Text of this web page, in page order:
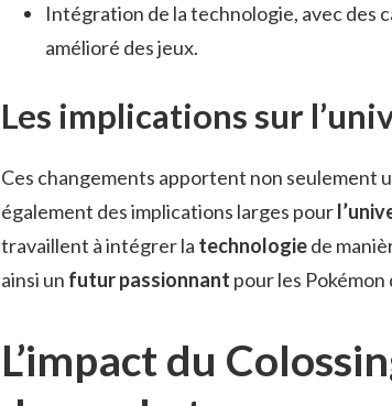
Intégration de la technologie, avec des
amélioré des jeux.
Les implications sur
Ces changements apportent non seulement
également des implications larges pour
travaillent à intégrer la technologiede
ainsi un futur passionnant pour les
L’impact du